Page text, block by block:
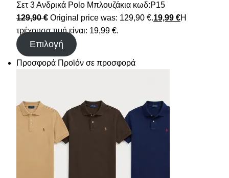
Σετ 3 Ανδρικά Polo Μπλουζάκια κωδ:P15
129,90€ Original price was: 129,90 €.19,99 €Η
τρέχουσα τιμή είναι: 19,99 €.
Επιλογή
Προσφορά Προϊόν σε προσφορά